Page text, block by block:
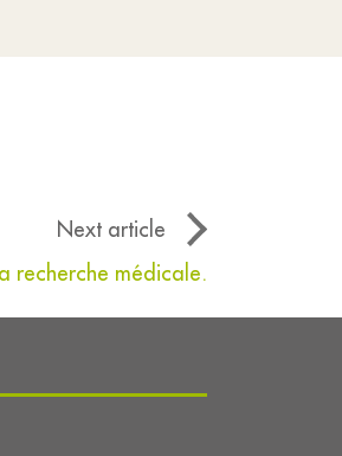
Next article
recherche médicale.